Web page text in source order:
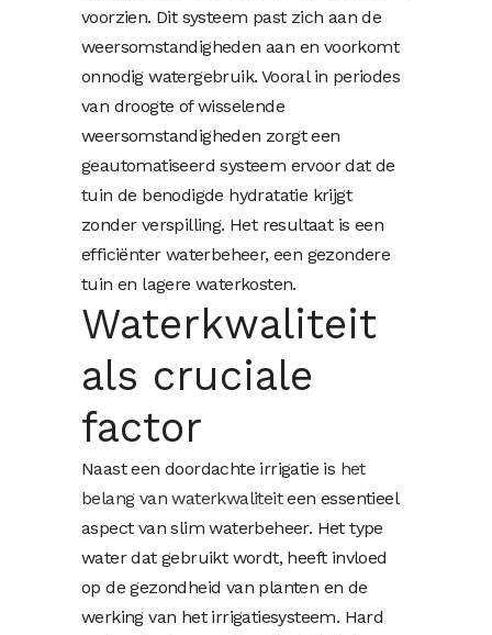
voorzien. Dit systeem past zich aan de
weersomstandigheden aan en voorkomt
onnodig watergebruik. Vooral in periodes
van droogte of wisselende
weersomstandigheden zorgt een
geautomatiseerd systeem ervoor dat de
tuin de benodigde hydratatie krijgt
zonder verspilling. Het resultaat is een
efficiënter waterbeheer, een gezondere
tuin en lagere waterkosten.
Waterkwaliteit
als cruciale
factor
Naast een doordachte irrigatie is het
belang van waterkwaliteiteen essentieel
aspect van slim waterbeheer. Het type
water dat gebruikt wordt, heeft invloed
op de gezondheid van planten en de
werking van het irrigatiesysteem. Hard